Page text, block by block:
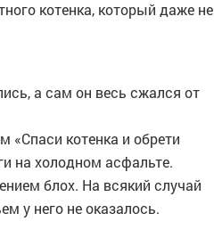
котенка, который даже не
а сам он весь сжался от
«Спаси котенка и обрети
на холодном асфальте.
блох. На всякий случай
у него не оказалось.